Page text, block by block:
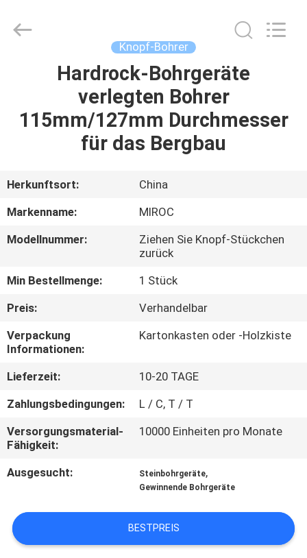
PRODUKTE
UNS
AUSFLUG
TRETEN
MIT
UNS
IN
VERBINDUNG
SIE EIN
ZITAT
Knopf-Bohrer
Hardrock-Bohrgeräte
verlegten Bohrer
115mm/127mm Durchmesser
für das Bergbau
Herkunftsort:
China
Markenname:
MIROC
Modellnummer:
Ziehen Sie Knopf-Stückchen
zurück
Min Bestellmenge:
1 Stück
Preis:
Verhandelbar
Verpackung
Informationen:
Kartonkasten oder -Holzkiste
Lieferzeit:
10-20 TAGE
Zahlungsbedingungen:
L / C, T / T
Versorgungsmaterial-
Fähigkeit:
10000 Einheiten pro Monate
Ausgesucht: Steinbohrgeräte,
Gewinnende Bohrgeräte
BESTPREIS